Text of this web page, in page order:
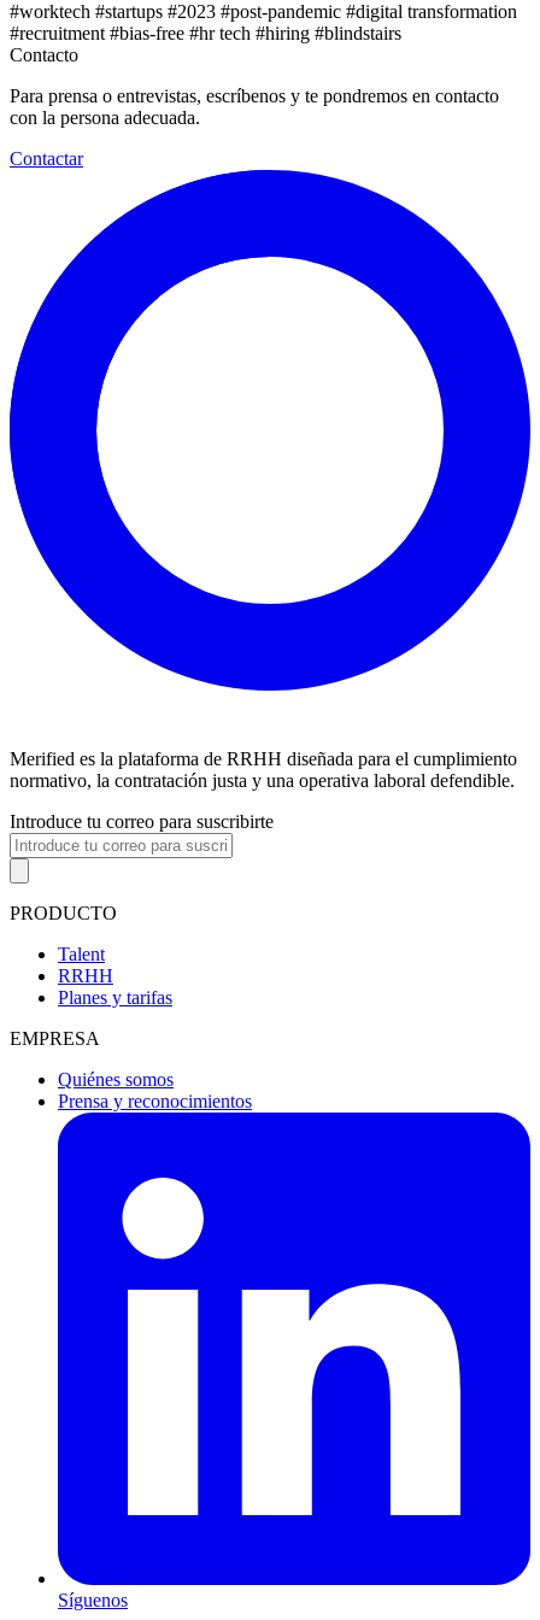
#worktech #startups #2023 #post-pandemic #digital transformation
#recruitment #bias-free #hr tech #hiring #blindstairs
Contacto
Para prensa o entrevistas, escríbenos y te pondremos en contacto
con la persona adecuada.
Contactar
Merified es la plataforma de RRHH diseñada para el cumplimiento
normativo, la contratación justa y una operativa laboral defendible.
Introduce tu correo para suscribirte
PRODUCTO
Talent
RRHH
Planes y tarifas
EMPRESA
Quiénes somos
Prensa y reconocimientos
Síguenos